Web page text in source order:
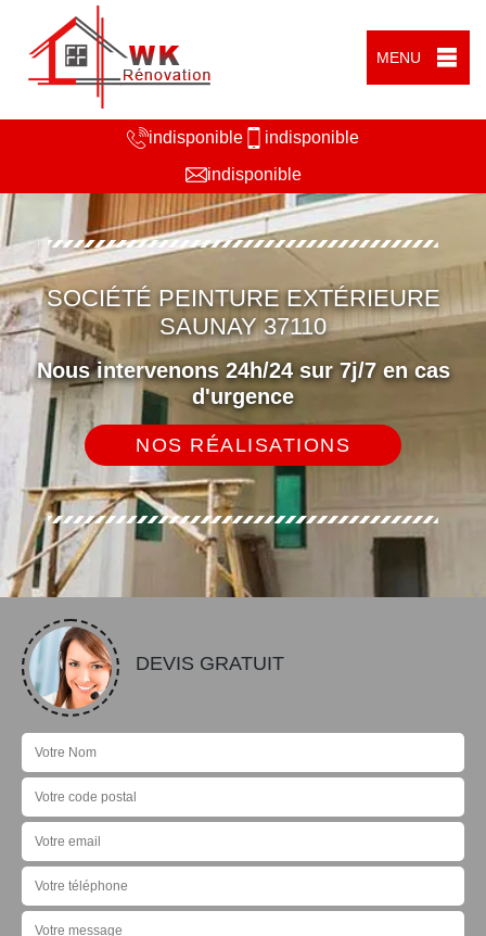
MENU
indisponible
indisponible
indisponible
SOCIÉTÉ PEINTURE EXTÉRIEURE
SAUNAY 37110
Nous intervenons 24h/24 sur 7j/7 en cas
d'urgence
NOS RÉALISATIONS
DEVIS GRATUIT